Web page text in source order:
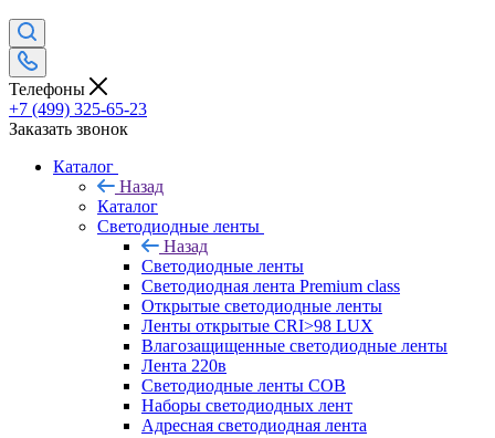
Телефоны
+7 (499) 325-65-23
Заказать звонок
Каталог
Назад
Каталог
Светодиодные ленты
Назад
Светодиодные ленты
Светодиодная лента Premium class
Открытые светодиодные ленты
Ленты открытые CRI>98 LUX
Влагозащищенные светодиодные ленты
Лента 220в
Светодиодные ленты COB
Наборы светодиодных лент
Адресная светодиодная лента